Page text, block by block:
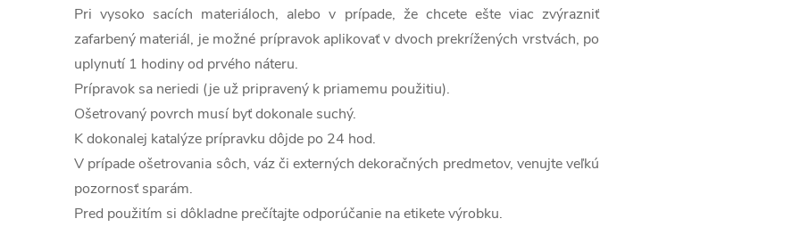
Pri vysoko sacích materiáloch, alebo v prípade, že chcete ešte viac zvýrazniť
zafarbený materiál, je možné prípravok aplikovať v dvoch prekrížených vrstvách, po
uplynutí 1 hodiny od prvého náteru.
Prípravok sa neriedi (je už pripravený k priamemu použitiu).
Ošetrovaný povrch musí byť dokonale suchý.
K dokonalej katalýze prípravku dôjde po 24 hod.
V prípade ošetrovania sôch, váz či externých dekoračných predmetov, venujte veľkú
pozornosť sparám.
Pred použitím si dôkladne prečítajte odporúčanie na etikete výrobku.